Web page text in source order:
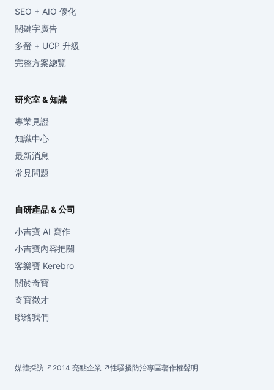
SEO + AIO 優化
關鍵字廣告
多螢 + UCP 升級
完整方案總覽
研究室 & 知識
專業見證
知識中心
最新消息
常見問題
自研產品 & 公司
小吉寶 AI 寫作
小吉寶內容把關
客樂寶 Kerebro
關於奇寶
奇寶徵才
聯絡我們
媒體採訪 ↗ 2014 亮點企業 ↗性騷擾防治專區著作權聲明